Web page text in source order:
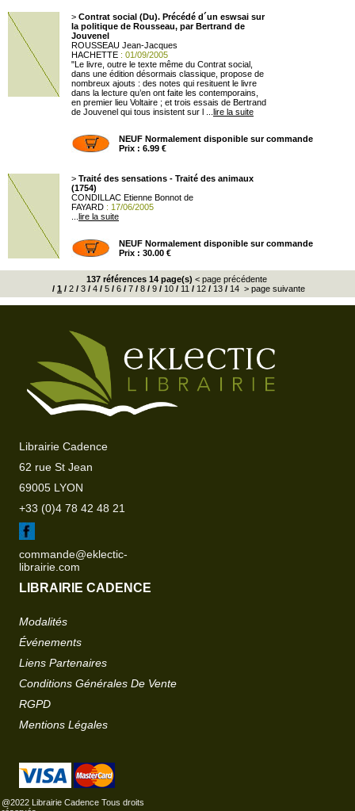
> Contrat social (Du). Précédé d´un eswsai sur
la politique de Rousseau, par Bertrand de
Jouvenel
ROUSSEAU Jean-Jacques
HACHETTE : 01/09/2005
"Le livre, outre le texte même du Contrat social,
dans une édition désormais classique, propose de
nombreux ajouts : des notes qui resituent le livre
dans la lecture qu’en ont faite les contemporains,
en premier lieu Voltaire ; et trois essais de Bertrand
de Jouvenel qui tous insistent sur l ... lire la suite
NEUF Normalement disponible sur commande
Prix : 6.99 €
> Traité des sensations - Traité des animaux
(1754)
CONDILLAC Etienne Bonnot de
FAYARD : 17/06/2005
lire la suite
NEUF Normalement disponible sur commande
Prix : 30.00 €
137 références 14 page(s) < page précédente
/ 1 / 2 / 3 / 4 / 5 / 6 / 7 / 8 / 9 / 10 / 11 / 12 / 13 / 14 > page suivante
Librairie Cadence
62 rue St Jean
69005 LYON
+33 (0)4 78 42 48 21
commande@eklectic-
librairie.com
LIBRAIRIE CADENCE
Modalités
Événements
Liens Partenaires
Conditions Générales De Vente
RGPD
Mentions Légales
@2022 Librairie Cadence Tous droits